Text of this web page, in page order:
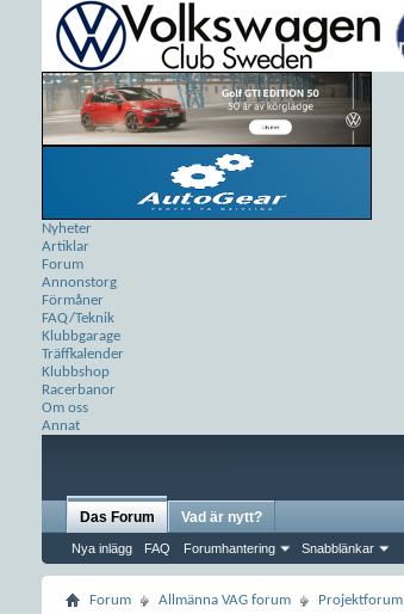
Nyheter
Artiklar
Forum
Annonstorg
Förmåner
FAQ/Teknik
Klubbgarage
Träffkalender
Klubbshop
Racerbanor
Om oss
Annat
Das Forum
Nya inlägg FAQ Forumhantering Snabblänkar
Vad är nytt?
Forum Allmänna VAG forum Projektforum